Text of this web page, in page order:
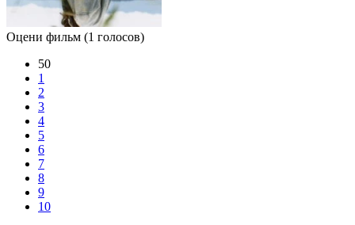
Оцени фильм (1 голосов)
50
1
2
3
4
5
6
7
8
9
10